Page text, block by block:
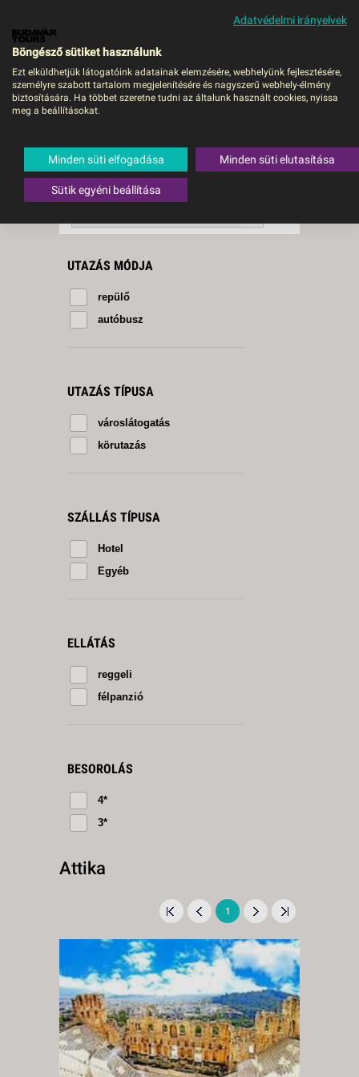
MENÜ
Attika
megfelelő utazásttaláltunk.
A keresővel tovább szűkítheti a
találati listát!
RENDEZÉS:
UTAZÁS MÓDJA
repülő
autóbusz
UTAZÁS TÍPUSA
városlátogatás
körutazás
SZÁLLÁS TÍPUSA
Hotel
Egyéb
ELLÁTÁS
reggeli
félpanzió
BESOROLÁS
4*
3*
Attika
1
Adatvédelmi irányelvek
Böngésző sütiket használunk
Ezt elküldhetjük látogatóink adatainak elemzésére, webhelyünk fejlesztésére,
személyre szabott tartalom megjelenítésére és nagyszerű webhely-élmény
biztosítására. Ha többet szeretne tudni az általunk használt cookies, nyissa
meg a beállításokat.
Minden süti elfogadása Minden süti elutasítása
Sütik egyéni beállítása